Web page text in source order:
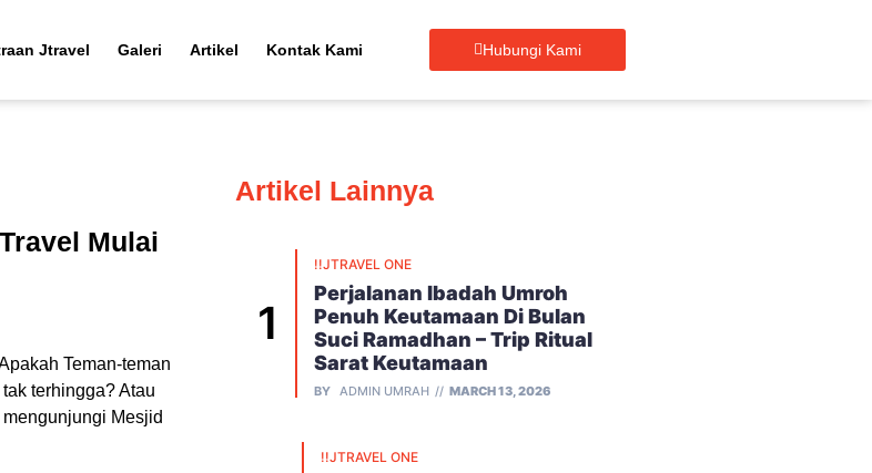
Jtravel Galeri Artikel Kontak Kami Hubungi Kami
Mulai
Teman-teman
terhingga? Atau
Mesjid
Artikel Lainnya
!!JTRAVEL ONE
Perjalanan Ibadah Umroh
Penuh Keutamaan Di Bulan
Suci Ramadhan – Trip Ritual
Sarat Keutamaan
BY ADMIN UMRAH MARCH 13, 2026
!!JTRAVEL ONE